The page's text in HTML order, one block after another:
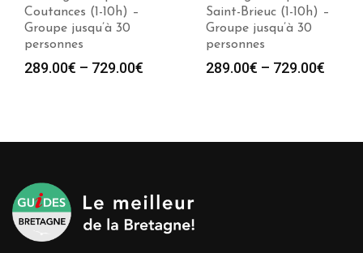
Coutances (1-10h) –
Groupe jusqu’à 30
personnes
289.00€ – 729.00€
Saint-Brieuc (1-10h) –
Groupe jusqu’à 30
personnes
289.00€ – 729.00€